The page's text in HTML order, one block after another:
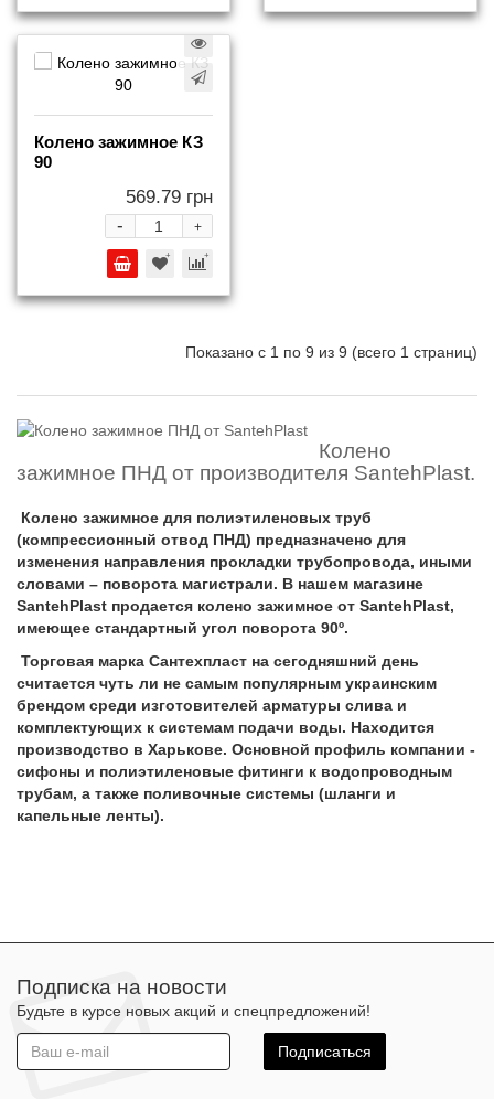
Колено зажимное КЗ
90
569.79 грн
+
-
Показано с 1 по 9 из 9 (всего 1 страниц)
Колено
зажимное ПНД от производителя SantehPlast.
Колено зажимное для полиэтиленовых труб
(компрессионный отвод ПНД) предназначено для
изменения направления прокладки трубопровода, иными
словами – поворота магистрали. В нашем магазине
SantehPlast продается колено зажимное от SantehPlast,
имеющее стандартный угол поворота 90º.
Торговая марка Сантехпласт на сегодняшний день
считается чуть ли не самым популярным украинским
брендом среди изготовителей арматуры слива и
комплектующих к системам подачи воды. Находится
производство в Харькове. Основной профиль компании -
сифоны и полиэтиленовые фитинги к водопроводным
трубам, а также поливочные системы (шланги и
капельные ленты).
Подписка на новости
Будьте в курсе новых акций и спецпредложений!
Подписаться